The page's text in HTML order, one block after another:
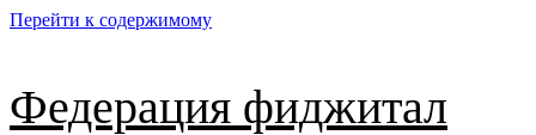
Перейти к содержимому
Федерация фиджитал